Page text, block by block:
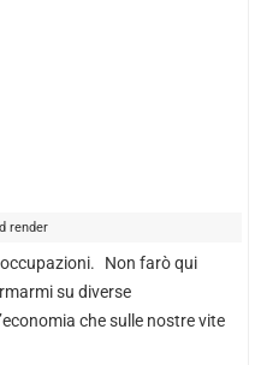
render
Non farò qui
su diverse
che sulle nostre vite